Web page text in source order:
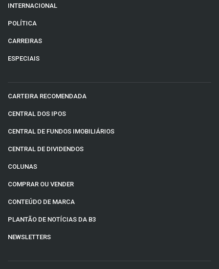
INTERNACIONAL
POLÍTICA
CARREIRAS
ESPECIAIS
CARTEIRA RECOMENDADA
CENTRAL DOS IPOS
CENTRAL DE FUNDOS IMOBILIÁRIOS
CENTRAL DE DIVIDENDOS
COLUNAS
COMPRAR OU VENDER
CONTEÚDO DE MARCA
PLANTÃO DE NOTÍCIAS DA B3
NEWSLETTERS